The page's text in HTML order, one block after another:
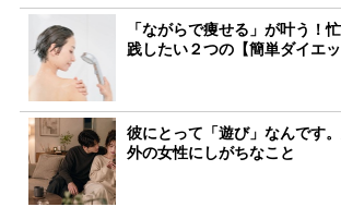
「ながらで痩せる」が叶う！
践したい２つの【簡単ダイエッ
彼にとって「遊び」なんです
外の女性にしがちなこと